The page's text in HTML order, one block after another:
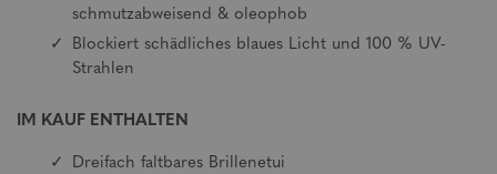
schmutzabweisend & oleophob
Blockiert schädliches blaues Licht und 100 % UV-
Strahlen
IM KAUF ENTHALTEN
Dreifach faltbares Brillenetui